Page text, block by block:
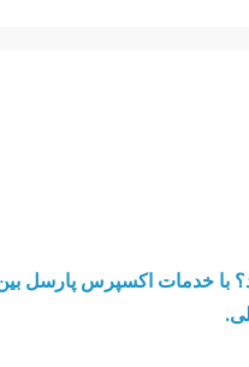
با خدمات اکسپرس پارسل